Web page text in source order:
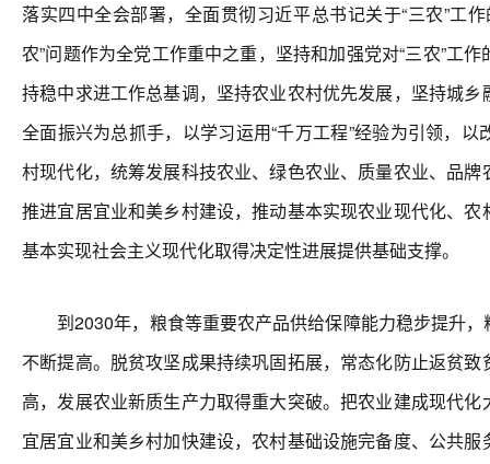
落实四中全会部署，全面贯彻习近平总书记关于“三农”工
农”问题作为全党工作重中之重，坚持和加强党对“三农”工
持稳中求进工作总基调，坚持农业农村优先发展，坚持城
全面振兴为总抓手，以学习运用“千万工程”经验为引领，
村现代化，统筹发展科技农业、绿色农业、质量农业、品
推进宜居宜业和美乡村建设，推动基本实现农业现代化、
基本实现社会主义现代化取得决定性进展提供基础支撑。
到2030年，粮食等重要农产品供给保障能力稳步提升，
不断提高。脱贫攻坚成果持续巩固拓展，常态化防止返贫
高，发展农业新质生产力取得重大突破。把农业建成现代
宜居宜业和美乡村加快建设，农村基础设施完备度、公共